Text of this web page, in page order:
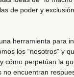
de poder y
herramienta para
los “nosotros” y
cómo perpetúan la
encuentran